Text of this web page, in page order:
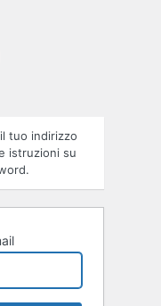
tuo indirizzo
istruzioni su